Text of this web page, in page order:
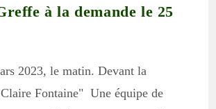
à la demande le 25
2023, le matin. Devant la
Fontaine" Une équipe de